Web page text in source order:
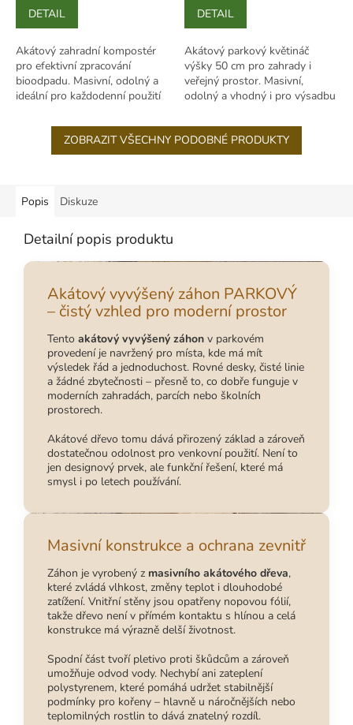
DETAIL
Akátový zahradní kompostér
pro efektivní zpracování
bioodpadu. Masivní, odolný a
ideální pro každodenní použití
DETAIL
Akátový parkový květináč
výšky 50 cm pro zahrady i
veřejný prostor. Masivní,
odolný a vhodný i pro výsadbu
ZOBRAZIT VŠECHNY PODOBNÉ PRODUKTY
Popis Diskuze
Detailní popis produktu
Akátový vyvýšený záhon PARKOVÝ
– čistý vzhled pro moderní prostor
Tento akátový vyvýšený záhon v parkovém
provedení je navržený pro místa, kde má mít
výsledek řád a jednoduchost. Rovné desky, čisté linie
a žádné zbytečnosti – přesně to, co dobře funguje v
moderních zahradách, parcích nebo školních
prostorech.
Akátové dřevo tomu dává přirozený základ a zároveň
dostatečnou odolnost pro venkovní použití. Není to
jen designový prvek, ale funkční řešení, které má
smysl i po letech používání.
Masivní konstrukce a ochrana zevnitř
Záhon je vyrobený z masivního akátového dřeva,
které zvládá vlhkost, změny teplot i dlouhodobé
zatížení. Vnitřní stěny jsou opatřeny nopovou fólií,
takže dřevo není v přímém kontaktu s hlínou a celá
konstrukce má výrazně delší životnost.
Spodní část tvoří pletivo proti škůdcům a zároveň
umožňuje odvod vody. Nechybí ani zateplení
polystyrenem, které pomáhá udržet stabilnější
podmínky pro kořeny – hlavně u náročnějších nebo
teplomilných rostlin to dává znatelný rozdíl.